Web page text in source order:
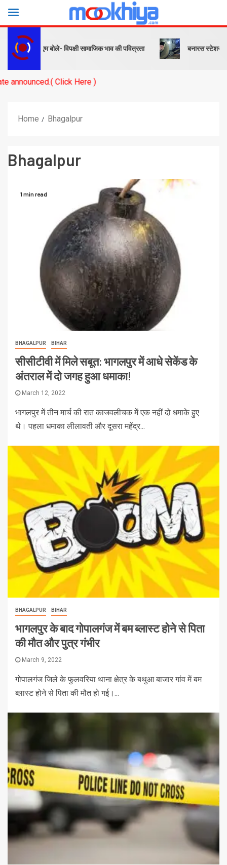
पीएम बोले- विपक्षी सामाजिक भाव की पवित्रता बनारस स्टेशन के यार्ड में
Click Here )
Home Bhagalpur
Bhagalpur
1 min read
BHAGALPUR BIHAR
सीसीटीवी में मिले सबूत: भागलपुर में आधे सेकेंड के
अंतराल में दो जगह हुआ धमाका!
March 12, 2022
भागलपुर में तीन मार्च की रात काजवलीचक में एक नहीं दो धमाके हुए
थे। पहला धमाका लीलावती और दूसरा महेंद्र...
BHAGALPUR BIHAR
भागलपुर के बाद गोपालगंज में बम ब्लास्ट होने से पिता
की मौत और पुत्र गंभीर
March 9, 2022
गोपालगंज जिले के फुलवरिया थाना क्षेत्र के बथुआ बाजार गांव में बम
ब्लास्ट होने से पिता की मौत हो गई।...